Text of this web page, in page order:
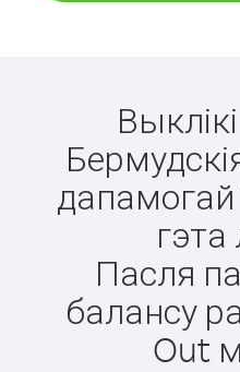
гэта
Пасля
балансу
Out